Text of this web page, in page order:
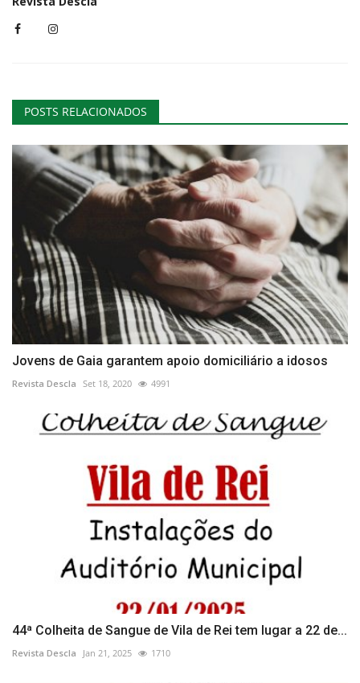
POSTS RELACIONADOS
Jovens de Gaia garantem apoio domiciliário a idosos
Revista Descla Set 18, 2020 4991
44ª Colheita de Sangue de Vila de Rei tem lugar a 22 de...
Revista Descla Jan 21, 2025 1710